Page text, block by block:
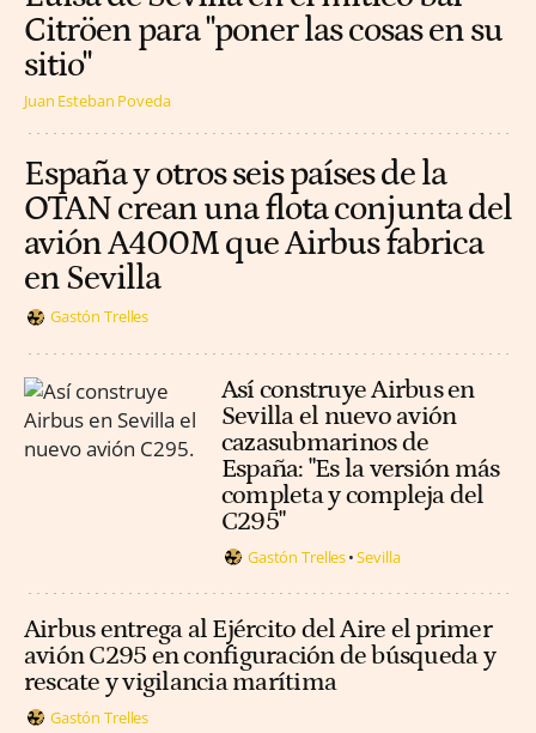
Citröen para "poner las cosas en su
sitio"
Juan Esteban Poveda
España y otros seis países de la
OTAN crean una flota conjunta del
avión A400M que Airbus fabrica
en Sevilla
Gastón Trelles
Así construye Airbus en
Sevilla el nuevo avión
cazasubmarinos de
España: "Es la versión más
completa y compleja del
C295"
Gastón Trelles Sevilla
Airbus entrega al Ejército del Aire el primer
avión C295 en configuración de búsqueda y
rescate y vigilancia marítima
Gastón Trelles